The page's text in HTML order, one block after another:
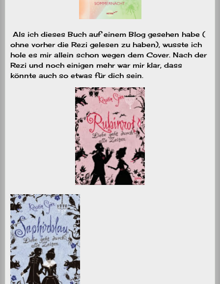
Als ich dieses Buch auf einem Blog gesehen habe (
ohne vorher die Rezi gelesen zu haben), wusste ich
hole es mir allein schon wegen dem Cover. Nach der
Rezi und noch einigen mehr war mir klar, dass
könnte auch so etwas für dich sein.